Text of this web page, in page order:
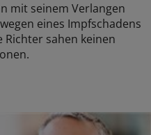
mit seinem Verlangen
eines Impfschadens
sahen keinen